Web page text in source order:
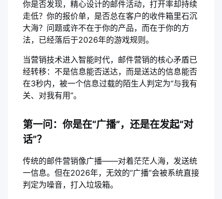
你是否发现，精心设计的邮件活动，打开率却持续
走低？你的报价单，是否总在客户的收件箱里石沉
大海？问题或许不在于你的产品，而在于你的方
法，已经落后于2026年的游戏规则。
当营销技术进入智能时代，邮件营销的核心矛盾已
经转移：不是信息能否送达，而是送达的信息能否
在3秒内，被一个信息过载的陌生人判定为“与我有
关、对我有用”。
第一问：你是在“广播”，还是在发起“对
话”？
传统的邮件营销像广播——对着茫茫人海，发送统
一信息。但在2026年，无效的“广播”会被系统直接
判定为噪音，打入垃圾箱。